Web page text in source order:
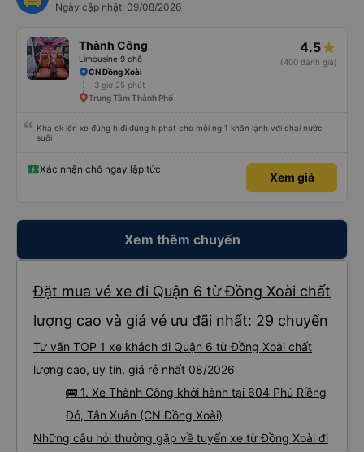
Ngày cập nhật: 09/08/2026
Thành Công
Limousine 9 chỗ
4.5
(400 đánh giá)
CN Đồng Xoài
3 giờ 25 phút
Trung Tâm Thành Phố
Khá ok lên xe đúng h đi đúng h phát cho mỗi ng 1 khăn lạnh với chai nước
suôi
Xác nhận chỗ ngay lập tức
Xem giá
Xem thêm chuyến
Đặt mua vé xe đi Quận 6 từ Đồng Xoài chất
lượng cao và giá vé ưu đãi nhất: 29 chuyến
Tư vấn TOP 1 xe khách đi Quận 6 từ Đồng Xoài chất
lượng cao, uy tín, giá rẻ nhất 08/2026
🚌 1. Xe Thành Công khởi hành tại 604 Phú Riềng
Đỏ, Tân Xuân (CN Đồng Xoài)
Những câu hỏi thường gặp về tuyến xe từ Đồng Xoài đi